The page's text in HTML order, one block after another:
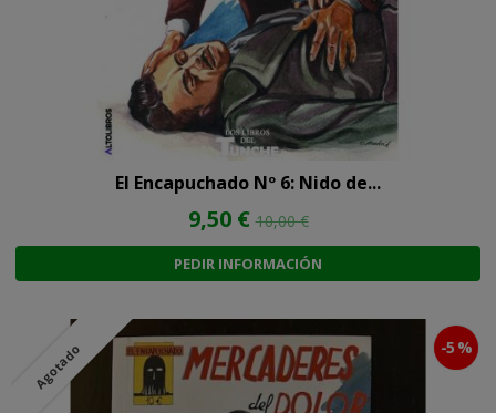
El Encapuchado Nº 6: Nido de...
9,50 €10,00 €
PEDIR INFORMACIÓN
Agotado -5 %